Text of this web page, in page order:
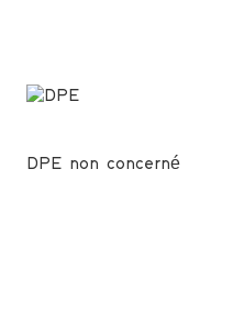
DPE non concerné